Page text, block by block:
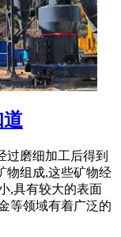
过磨细加工后得到
物组成,这些矿物经
,具有较大的表面
等领域有着广泛的